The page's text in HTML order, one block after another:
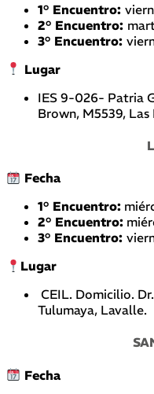
1° Encuentro:
2° Encuentro:
3° Encuentro:
Lugar
IES 9-026- Patria
Brown, M5539, Las
Fecha
1° Encuentro:
2° Encuentro:
3° Encuentro:
Lugar
CEIL. Domicilio.
Tulumaya, Lavalle.
Fecha